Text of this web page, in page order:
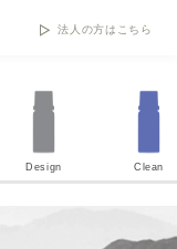
法人の方はこちら
Design Clean